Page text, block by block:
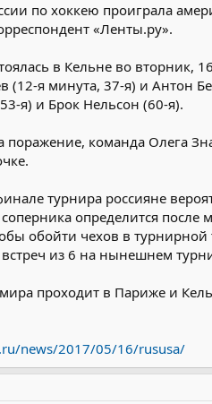
по хоккею проиграла
«Ленты.ру».
в Кельне во
(12-я минута, 37-я) и Антон
я) и Брок Нельсон (60-я).
поражение, команда Олега
турнира россияне
определится
обойти чехов в турнирной
из 6 на нынешнем
проходит в Париже и
news/2017/05/16/rususa/